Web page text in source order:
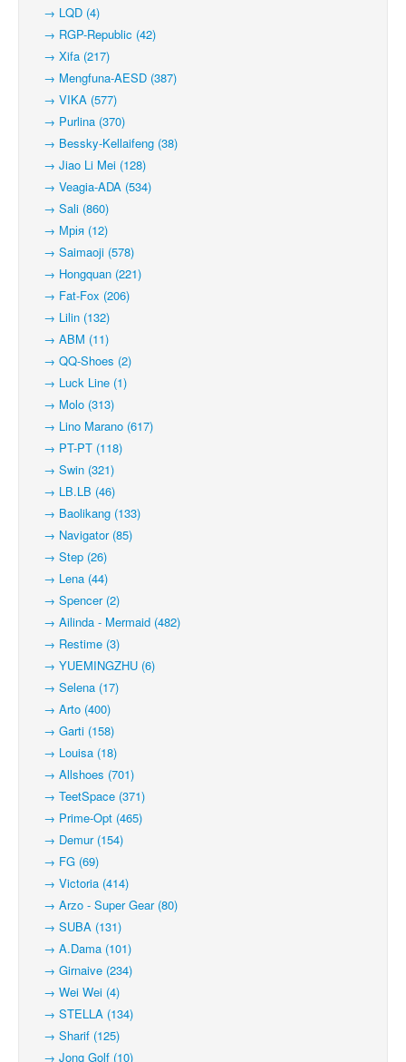
→ LQD (4)
→ RGP-Republic (42)
→ Xifa (217)
→ Mengfuna-AESD (387)
→ VIKA (577)
→ Purlina (370)
→ Bessky-Kellaifeng (38)
→ Jiao Li Mei (128)
→ Veagia-ADA (534)
→ Sali (860)
→ Мрія (12)
→ Saimaoji (578)
→ Hongquan (221)
→ Fat-Fox (206)
→ Lilin (132)
→ ABM (11)
→ QQ-Shoes (2)
→ Luck Line (1)
→ Molo (313)
→ Lino Marano (617)
→ PT-PT (118)
→ Swin (321)
→ LB.LB (46)
→ Baolikang (133)
→ Navigator (85)
→ Step (26)
→ Lena (44)
→ Spencer (2)
→ Ailinda - Mermaid (482)
→ Restime (3)
→ YUEMINGZHU (6)
→ Selena (17)
→ Arto (400)
→ Garti (158)
→ Louisa (18)
→ Allshoes (701)
→ TeetSpace (371)
→ Prime-Opt (465)
→ Demur (154)
→ FG (69)
→ Victoria (414)
→ Arzo - Super Gear (80)
→ SUBA (131)
→ A.Dama (101)
→ Girnaive (234)
→ Wei Wei (4)
→ STELLA (134)
→ Sharif (125)
→ Jong Golf (10)